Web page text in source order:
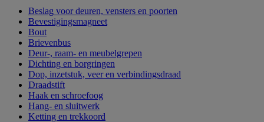
Beslag voor deuren, vensters en poorten
Bevestigingsmagneet
Bout
Brievenbus
Deur-, raam- en meubelgrepen
Dichting en borgringen
Dop, inzetstuk, veer en verbindingsdraad
Draadstift
Haak en schroefoog
Hang- en sluitwerk
Ketting en trekkoord